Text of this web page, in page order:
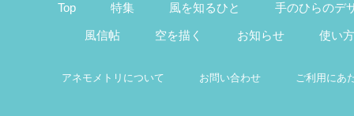
Top 特集 風を知るひと 手のひらのデ
風信帖 空を描く お知らせ 使い方
アネモメトリについて お問い合わせ ご利用にあ